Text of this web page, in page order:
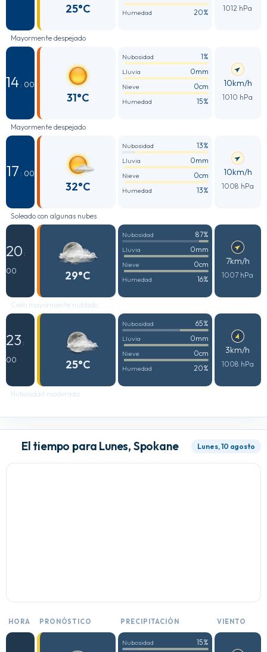
25°C Humedad 20% 1012 hPa
Mayormente despejado
14 : 00
31°C
Nubosidad 1%
Lluvia 0mm
Nieve 0cm
Humedad 15%
10km/h
1010 hPa
Mayormente despejado
17 : 00
32°C
Nubosidad 13%
Lluvia 0mm
Nieve 0cm
Humedad 13%
10km/h
1008 hPa
Soleado con algunas nubes
20 :
00
29°C
Nubosidad 87%
Lluvia 0mm
Nieve 0cm
Humedad 16%
7km/h
1007 hPa
Cielo mayormente nublado
23 :
00
25°C
Nubosidad 65%
Lluvia 0mm
Nieve 0cm
Humedad 20%
3km/h
1008 hPa
Nubosidad moderada
El tiempo para Lunes, Spokane Lunes, 10 agosto
HORA PRONÓSTICO PRECIPITACIÓN VIENTO
Nubosidad 15%